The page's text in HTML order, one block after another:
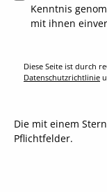
Kenntnis
mit ihnen
Diese Seite ist durch
Datenschutzrichtlinie
Die mit einem
Pflichtfelder.